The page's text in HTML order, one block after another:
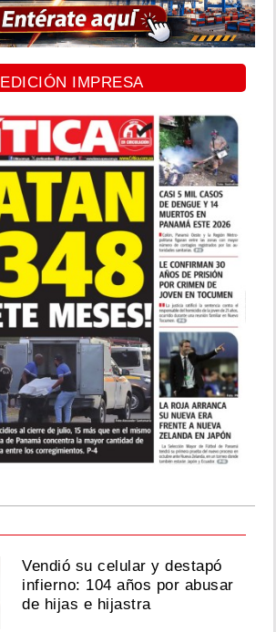
EDICIÓN IMPRESA
Vendió su celular y destapó
infierno: 104 años por abusar
de hijas e hijastra